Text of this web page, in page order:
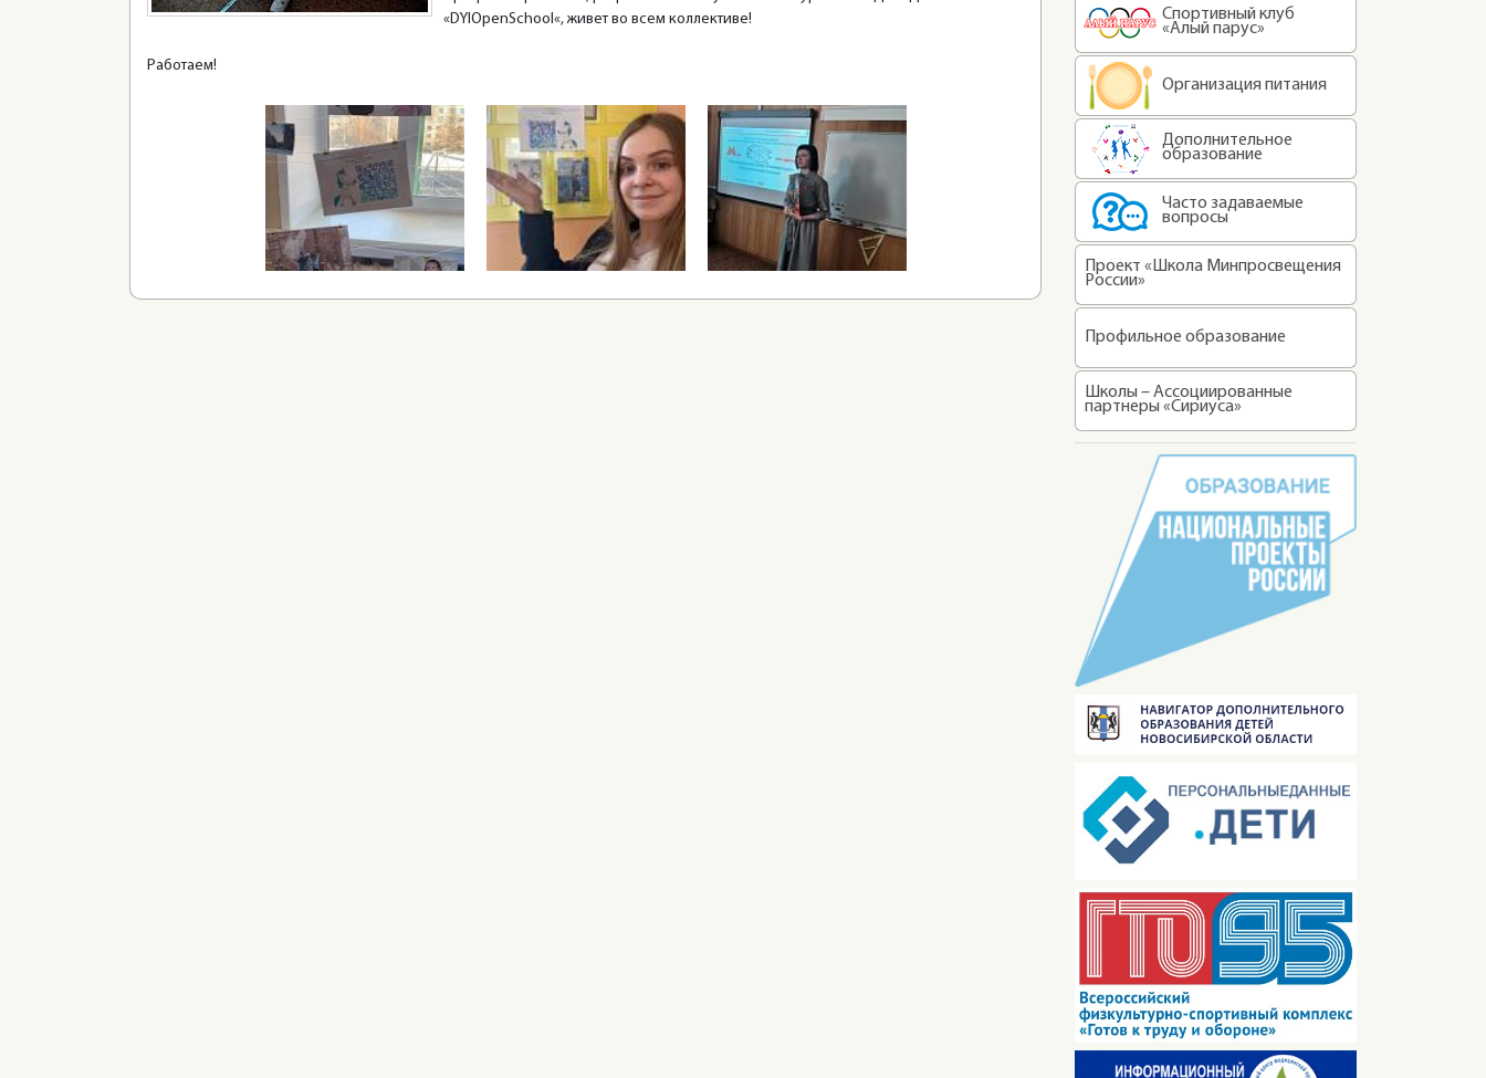
«DYIOpenSchool«, живет во всем коллективе!
Работаем!
Спортивный клуб
«Алый парус»
Организация питания
Дополнительное
образование
Часто задаваемые
вопросы
Проект «Школа Минпросвещения
России»
Профильное образование
Школы – Ассоциированные
партнеры «Сириуса»